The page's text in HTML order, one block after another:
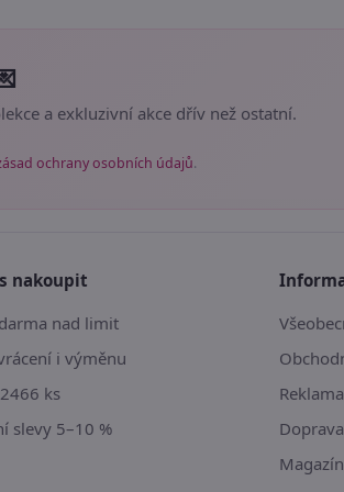
a exkluzivní akce dřív než ostatní.
ochrany osobních údajů.
nakoupit
nad limit
i výměnu
ks
slevy 5–10 %